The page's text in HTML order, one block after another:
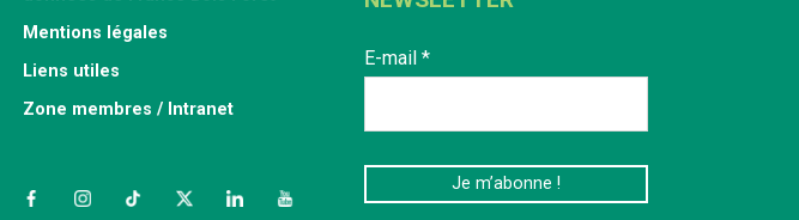
Mentions légales
Liens utiles
Zone membres / Intranet
FacebookInstagramTikTokTwitterLinkedInYouTube
E-mail *